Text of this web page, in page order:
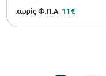
χωρίς Φ.Π.Α. 11€